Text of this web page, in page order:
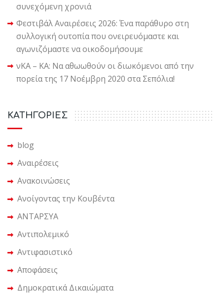
συνεχόμενη χρονιά
Φεστιβάλ Αναιρέσεις 2026: Ένα παράθυρο στη
συλλογική ουτοπία που ονειρευόμαστε και
αγωνιζόμαστε να οικοδομήσουμε
νΚΑ – ΚΑ: Να αθωωθούν οι διωκόμενοι από την
πορεία της 17 Νοέμβρη 2020 στα Σεπόλια!
KΑΤΗΓΟΡΙΕΣ
blog
Αναιρέσεις
Ανακοινώσεις
Ανοίγοντας την Κουβέντα
ΑΝΤΑΡΣΥΑ
Αντιπολεμικό
Αντιφασιστικό
Αποφάσεις
Δημοκρατικά Δικαιώματα